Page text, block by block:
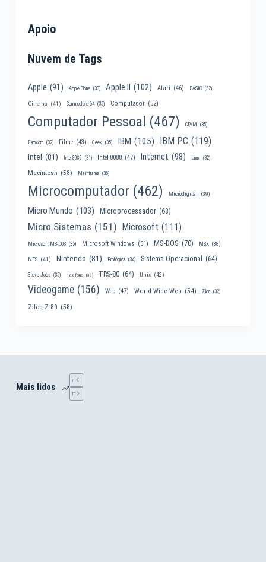
Apoio
Nuvem de Tags
Apple (91) Apple Clone (33) Apple II (102) Atari (46) BASIC (32)
Cinema (41) Commodore 64 (35) Computador (52)
Computador Pessoal (467) CP/M (35)
Famicom (32) Filme (43) Geek (35) IBM (105) IBM PC (119)
Intel (81) Intel 8086 (31) Intel 8088 (47) Internet (98) Linux (32)
Macintosh (58) Mainframe (36)
Microcomputador (462) Microdigital (39)
Micro Mundo (103) Microprocessador (63)
Micro Sistemas (151) Microsoft (111)
Microsoft MS-DOS (35) Microsoft Windows (51) MS-DOS (70) MSX (38)
NES (41) Nintendo (81) Prológica (34) Sistema Operacional (64)
Steve Jobs (35) Telefone (30) TRS-80 (64) Unix (42)
Videogame (156) Web (47) World Wide Web (54) Zilog (32)
Zilog Z-80 (58)
Mais lidos